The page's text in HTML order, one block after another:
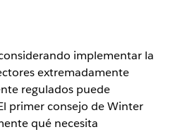
implementar la
extremadamente
regulados puede
primer consejo de Winter
qué necesita